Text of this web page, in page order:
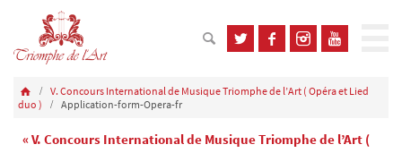
V. Concours International de Musique Triomphe de l’Art ( Opéra et Lied
duo )
Application-form-Opera-fr
« V. Concours International de Musique Triomphe de l’Art (